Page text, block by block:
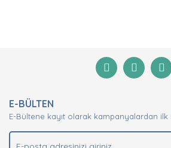
Yorum Yaz
Görüş ve önerileriniz için teşekkür
Ürün açıklamasında eksik bilgiler
Ürün bilgilerinde hatalar bulunuyor.
E-BÜLTEN
E-Bültene kayıt olarak kampanyalardan